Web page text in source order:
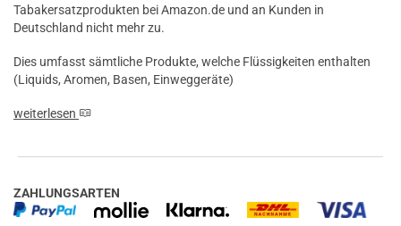
Tabakersatzprodukten bei Amazon.de und an Kunden in
Deutschland nicht mehr zu.
Dies umfasst sämtliche Produkte, welche Flüssigkeiten enthalten
(Liquids, Aromen, Basen, Einweggeräte)
weiterlesen
ZAHLUNGSARTEN